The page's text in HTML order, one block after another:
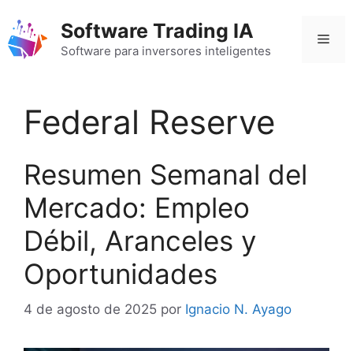
contenido
Software Trading IA
Software para inversores inteligentes
Federal Reserve
Resumen Semanal del
Mercado: Empleo
Débil, Aranceles y
Oportunidades
4 de agosto de 2025 por Ignacio N. Ayago